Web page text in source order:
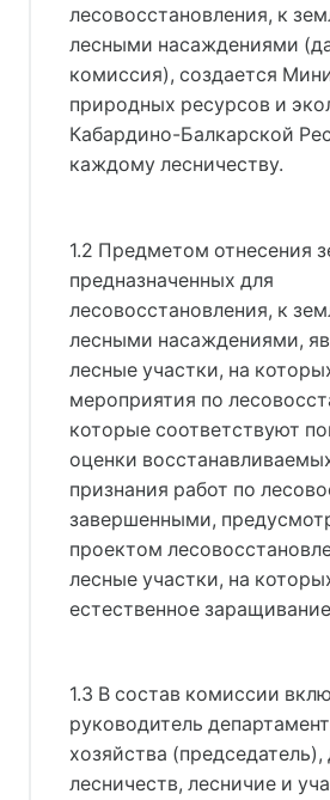
лесовосстановления, к
лесными насаждениями
комиссия), создается
природных ресурсов и
Кабардино-Балкарской
каждому лесничеству.
1.2 Предметом отнесения
предназначенных для
лесовосстановления, к
лесными насаждениями,
лесные участки, на
мероприятия по
которые соответствуют
оценки
признания работ по
завершенными,
проектом
лесные участки, на
естественное
1.3 В состав комиссии
руководитель
хозяйства
лесничеств, лесничие и